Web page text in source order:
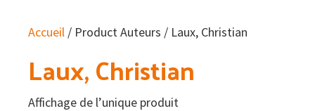
Accueil / Product Auteurs / Laux, Christian
Laux, Christian
Affichage de l’unique produit